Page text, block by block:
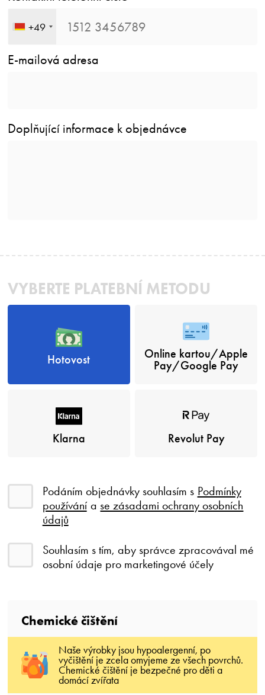
+49
E-mailová adresa
Doplňující informace k objednávce
VYBERTE PLATEBNÍ METODU
Hotovost
Online kartou/Apple
Pay/Google Pay
Klarna Revolut Pay
Podáním objednávky souhlasím s Podmínky
používánía se zásadami ochrany osobních
údajů
Souhlasím s tím, aby správce zpracovával mé
osobní údaje pro marketingové účely
Сhemické čištění
Naše výrobky jsou hypoalergenní, po
vyčištění je zcela omyjeme ze všech povrchů.
Chemické čištění je bezpečné pro děti a
domácí zvířata